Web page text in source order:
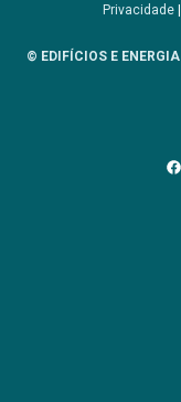
Privacidade|
© EDIFÍCIOS E ENERGIA